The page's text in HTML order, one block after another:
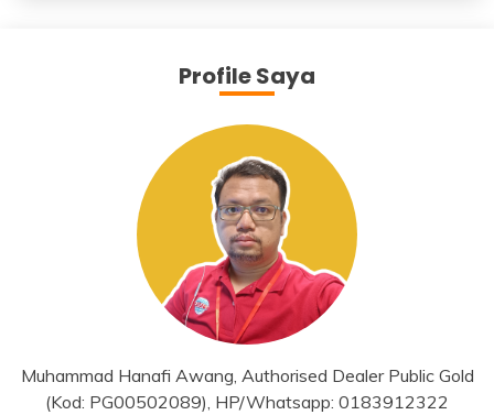
Profile Saya
Muhammad Hanafi Awang, Authorised Dealer Public Gold
(Kod: PG00502089), HP/Whatsapp: 0183912322